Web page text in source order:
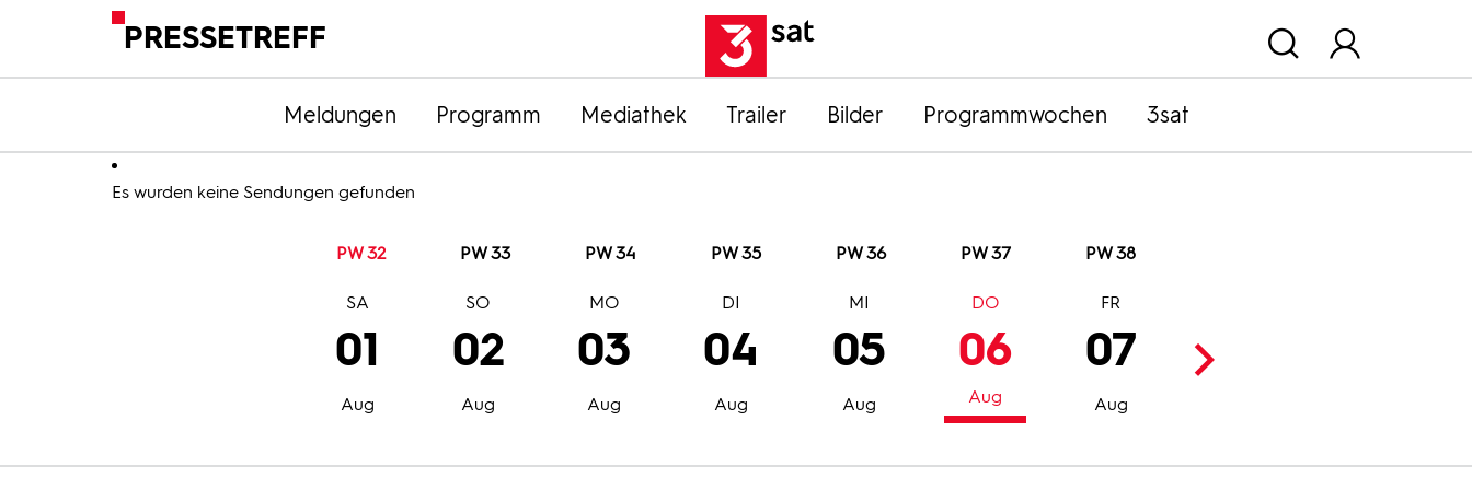
PRESSETREFF
Meldungen Programm Mediathek Trailer Bilder Programmwochen 3sat
Es wurden keine Sendungen gefunden
PW 32 PW 33 PW 34 PW 35 PW 36 PW 37 PW 38
01
Aug
SA
02
Aug
SO
03
Aug
MO
04
Aug
DI
05
Aug
MI
06
Aug
DO
07
Aug
FR
08